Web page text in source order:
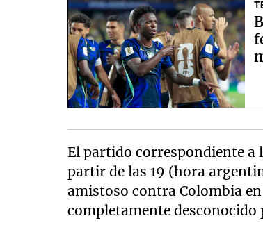
El partido correspondiente a
partir de las 19 (hora
amistoso contra Colombia
completamente desconocido